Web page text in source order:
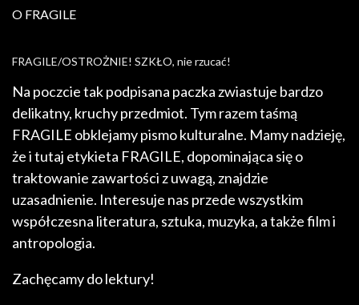
O FRAGILE
FRAGILE/OSTROŻNIE! SZKŁO, nie rzucać!
Na poczcie tak podpisana paczka zwiastuje bardzo
delikatny, kruchy przedmiot. Tym razem taśmą
FRAGILE obklejamy pismo kulturalne. Mamy nadzieję,
że i tutaj etykieta FRAGILE, dopominająca się o
traktowanie zawartości z uwagą, znajdzie
uzasadnienie. Interesuje nas przede wszystkim
współczesna literatura, sztuka, muzyka, a także film i
antropologia.
Zachęcamy do lektury!